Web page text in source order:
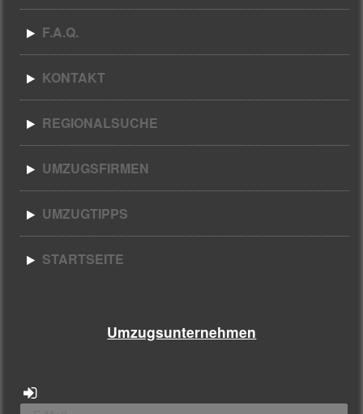
F.A.Q.
KONTAKT
REGIONALSUCHE
UMZUGSFIRMEN
UMZUGTIPPS
STARTSEITE
Umzugsunternehmen